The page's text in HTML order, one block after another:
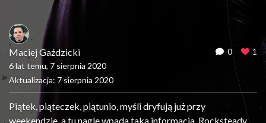
Maciej Gaździcki
6 lat temu, 7 sierpnia 2020
Aktualizacja: 7 sierpnia 2020
0 1
Piątek, piąteczek, piątunio, myśli dryfują już przy
weekendzie, a tu nagle wpada taka informacja. Rocksteady